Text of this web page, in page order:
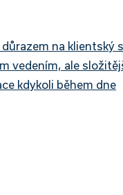
na klientský
vedením, ale
kdykoli během dne